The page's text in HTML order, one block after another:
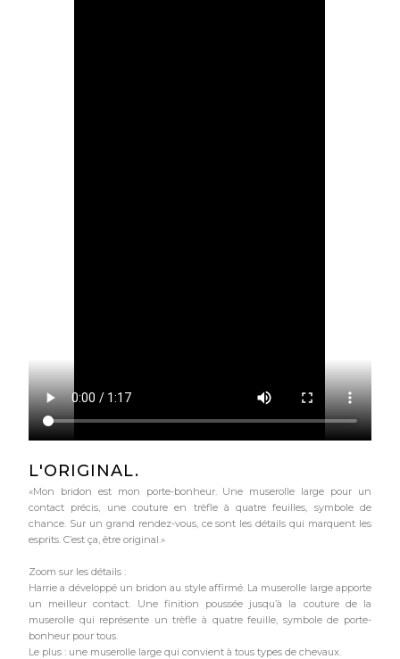
L'ORIGINAL.
«Mon bridon est mon porte-bonheur. Une muserolle large pour un
contact précis, une couture en trèfle à quatre feuilles, symbole de
chance. Sur un grand rendez-vous, ce sont les détails qui marquent les
esprits. C’est ça, être original.»
Zoom sur les détails :
Harrie a développé un bridon au style affirmé. La muserolle large apporte
un meilleur contact. Une finition poussée jusqu’à la couture de la
muserolle qui représente un trèfle à quatre feuille, symbole de porte-
bonheur pour tous.
Le plus : une muserolle large qui convient à tous types de chevaux.